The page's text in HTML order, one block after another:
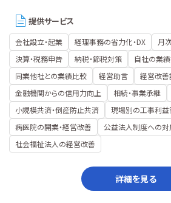
提供サービス
会社設立・起業 経理事務の省力化・DX 月
決算・税務申告
納税・節税対策 自社の業
同業他社との業績比較
経営助言
経営改
金融機関からの信用力向上
相続・事業承継
小規模共済・倒産防止共済
現場別の工事利益
病医院の開業・経営改善
公益法人制度への対
社会福祉法人の経営改善
詳細を見る